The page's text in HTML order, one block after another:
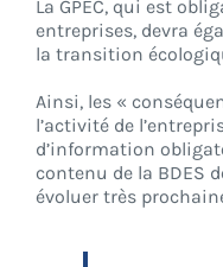
La GPEC, qui est
entreprises, devra
la transition
Ainsi, les «
l’activité de
d’information
contenu de la BDES
évoluer très